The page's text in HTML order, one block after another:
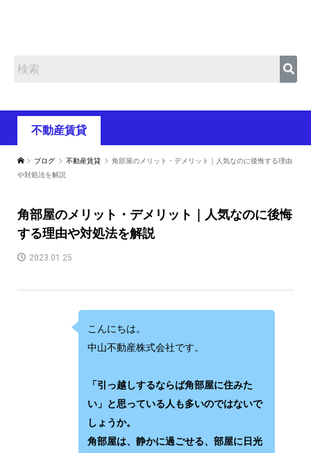
不動産賃貸
ブログ 不動産賃貸
角部屋のメリット・デメリット｜人気なのに後悔する理由
や対処法を解説
角部屋のメリット・デメリット｜人気なのに後悔
する理由や対処法を解説
2023.01.25
こんにちは。
中山不動産株式会社です。
「引っ越しするならば角部屋に住みた
い」と思っている人も多いのではないで
しょうか。
角部屋は、静かに過ごせる、部屋に日光